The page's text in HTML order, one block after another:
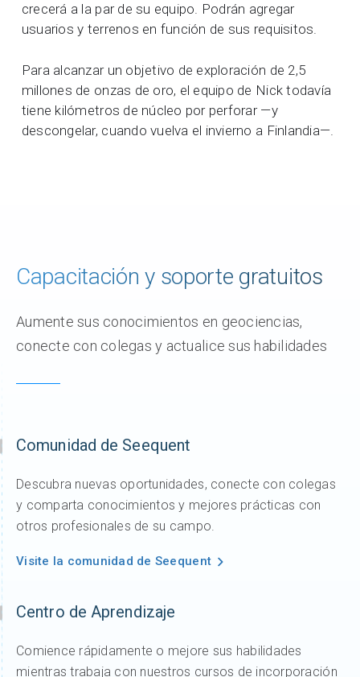
crecerá a la par de su equipo. Podrán agregar
usuarios y terrenos en función de sus requisitos.
Para alcanzar un objetivo de exploración de 2,5
millones de onzas de oro, el equipo de Nick todavía
tiene kilómetros de núcleo por perforar —y
descongelar, cuando vuelva el invierno a Finlandia—.
Capacitación y soporte gratuitos
Aumente sus conocimientos en geociencias,
conecte con colegas y actualice sus habilidades
Comunidad de Seequent
Descubra nuevas oportunidades, conecte con colegas
y comparta conocimientos y mejores prácticas con
otros profesionales de su campo.
Visite la comunidad de Seequent
Centro de Aprendizaje
Comience rápidamente o mejore sus habilidades
mientras trabaja con nuestros cursos de incorporación